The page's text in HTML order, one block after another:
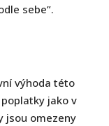
sebe”.
výhoda této
jako v
jsou omezeny